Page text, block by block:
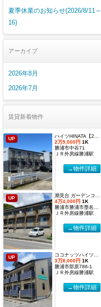
夏季休業のお知らせ(2026/8/11～
16)
アーカイブ
2026年8月
2026年7月
賃貸新着物件
UP
ハイツHINATA【2027年度国際武道大学生 入居申込受付開始しました！】
2万9,000円 1K
勝浦市中谷71
ＪＲ外房線勝浦駅
→物件詳細
UP
潮見台 ガーデンコート２【2027年度国際武道大学生 入居申込受付開始しました！】
4万4,000円 1K
勝浦市勝浦市墨名486-32
ＪＲ外房線勝浦駅
→物件詳細
UP
ココナッツハイツ６【2027年度国際武道大学生 入居申込受付開始しました！】
3万8,000円 1K
勝浦市部原786-1
ＪＲ外房線勝浦駅
→物件詳細